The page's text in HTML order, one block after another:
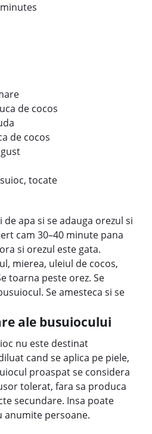
de cocos
de cocos
tocate
de apa si se adauga orezul si
cam 30–40 minute pana
si orezul este gata.
mierea, uleiul de cocos,
toarna peste orez. Se
Se amesteca si se
ale busuiocului
nu este destinat
cand se aplica pe piele,
proaspat se considera
tolerat, fara sa produca
secundare. Insa poate
persoane.